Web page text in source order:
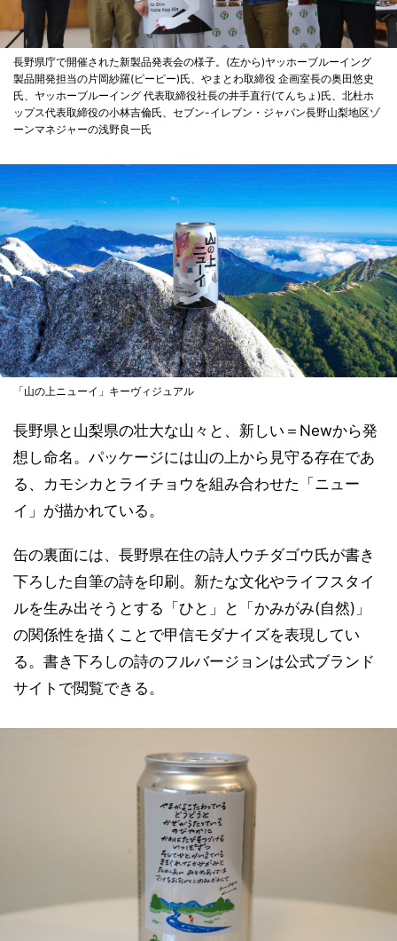
長野県庁で開催された新製品発表会の様子。(左から)ヤッホーブルーイング
製品開発担当の片岡紗羅(ピーピー)氏、やまとわ取締役 企画室長の奥田悠史
氏、ヤッホーブルーイング 代表取締役社長の井手直行(てんちょ)氏、北杜ホ
ップス代表取締役の小林吉倫氏、セブン-イレブン・ジャパン長野山梨地区ゾ
ーンマネジャーの浅野良一氏
「山の上ニューイ」キーヴィジュアル
長野県と山梨県の壮大な山々と、新しい＝Newから発
想し命名。パッケージには山の上から見守る存在であ
る、カモシカとライチョウを組み合わせた「ニュー
イ」が描かれている。
缶の裏面には、長野県在住の詩人ウチダゴウ氏が書き
下ろした自筆の詩を印刷。新たな文化やライフスタイ
ルを生み出そうとする「ひと」と「かみがみ(自然)」
の関係性を描くことで甲信モダナイズを表現してい
る。書き下ろしの詩のフルバージョンは公式ブランド
サイトで閲覧できる。